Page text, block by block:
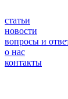
статьи
новости
вопросы и
о нас
контакты